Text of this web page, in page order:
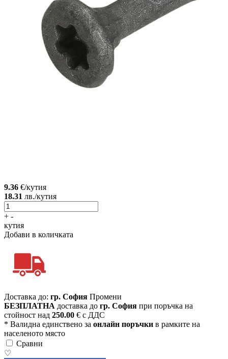
9.36 €/кутия
18.31 лв./кутия
+ -
кутия
Добави в количката
Доставка до: гр. София Промени
БЕЗПЛАТНА доставка до гр. София при поръчка на
стойност над 250.00 € с ДДС
* Валидна единствено за онлайн поръчки в рамките на
населеното място
Сравни
♡